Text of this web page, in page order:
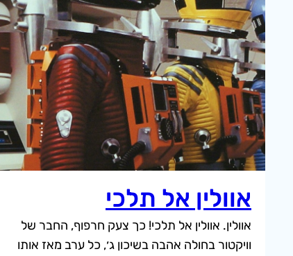
אוולין אל תלכי
אוולין. אוולין אל תלכי! כך צעק חרפוף, החבר של
וויקטור בחולה אהבה בשיכון ג׳, כל ערב מאז אותו